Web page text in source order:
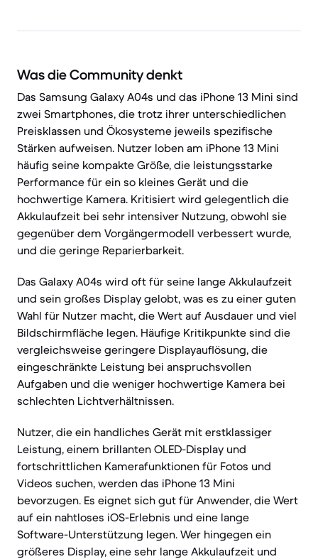
Was die Community denkt
Das Samsung Galaxy A04s und das iPhone 13 Mini sind
zwei Smartphones, die trotz ihrer unterschiedlichen
Preisklassen und Ökosysteme jeweils spezifische
Stärken aufweisen. Nutzer loben am iPhone 13 Mini
häufig seine kompakte Größe, die leistungsstarke
Performance für ein so kleines Gerät und die
hochwertige Kamera. Kritisiert wird gelegentlich die
Akkulaufzeit bei sehr intensiver Nutzung, obwohl sie
gegenüber dem Vorgängermodell verbessert wurde,
und die geringe Reparierbarkeit.
Das Galaxy A04s wird oft für seine lange Akkulaufzeit
und sein großes Display gelobt, was es zu einer guten
Wahl für Nutzer macht, die Wert auf Ausdauer und viel
Bildschirmfläche legen. Häufige Kritikpunkte sind die
vergleichsweise geringere Displayauflösung, die
eingeschränkte Leistung bei anspruchsvollen
Aufgaben und die weniger hochwertige Kamera bei
schlechten Lichtverhältnissen.
Nutzer, die ein handliches Gerät mit erstklassiger
Leistung, einem brillanten OLED-Display und
fortschrittlichen Kamerafunktionen für Fotos und
Videos suchen, werden das iPhone 13 Mini
bevorzugen. Es eignet sich gut für Anwender, die Wert
auf ein nahtloses iOS-Erlebnis und eine lange
Software-Unterstützung legen. Wer hingegen ein
größeres Display, eine sehr lange Akkulaufzeit und